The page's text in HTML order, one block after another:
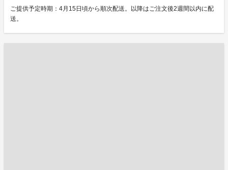
ご提供予定時期：4月15日頃から順次配送。以降はご注文後2週間以内に配
送。